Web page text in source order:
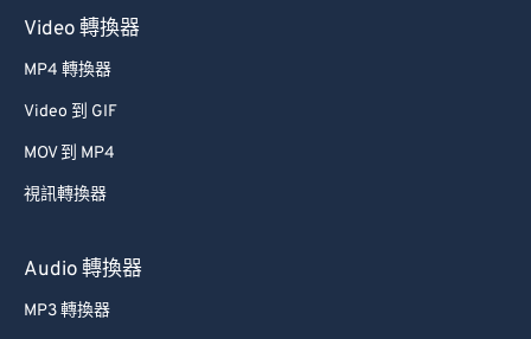
Video 轉換器
MP4 轉換器
Video 到 GIF
MOV 到 MP4
視訊轉換器
Audio 轉換器
MP3 轉換器